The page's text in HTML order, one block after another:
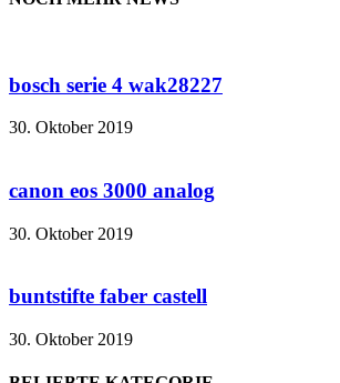
bosch serie 4 wak28227
30. Oktober 2019
canon eos 3000 analog
30. Oktober 2019
buntstifte faber castell
30. Oktober 2019